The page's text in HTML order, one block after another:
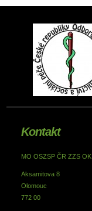
Kontakt
MO OSZSP ČR ZZS OK
Aksamitova 8
Olomouc
772 00